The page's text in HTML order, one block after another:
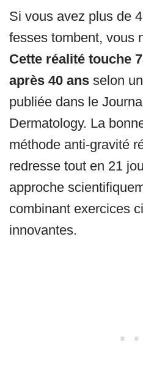
Si vous avez plus de
fesses tombent, vous
Cette réalité touche
après 40 ans selon
publiée dans le
Dermatology. La
méthode anti-gravité
redresse tout en 21
approche
combinant exercices
innovantes.